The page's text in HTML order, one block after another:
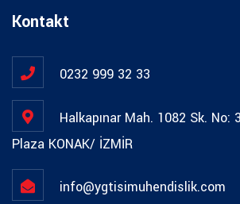
Kontakt
0232 999 32 33
Halkapınar Mah. 1082 Sk. No:
Plaza KONAK/ İZMİR
info@ygtisimuhendislik.com